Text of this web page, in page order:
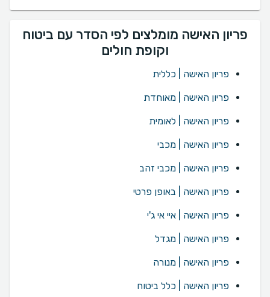
פריון האישה מומלצים לפי הסדר עם ביטוח
וקופת חולים
פריון האישה | כללית
פריון האישה | מאוחדת
פריון האישה | לאומית
פריון האישה | מכבי
פריון האישה | מכבי זהב
פריון האישה | באופן פרטי
פריון האישה | איי אי ג'י
פריון האישה | מגדל
פריון האישה | מנורה
פריון האישה | כלל ביטוח